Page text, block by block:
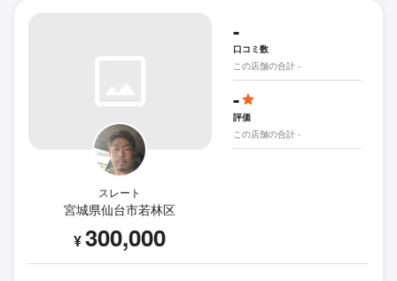
スレート
宮城県仙台市若林区
¥300,000
-
口コミ数
この店舗の合計 -
-
評価
この店舗の合計 -